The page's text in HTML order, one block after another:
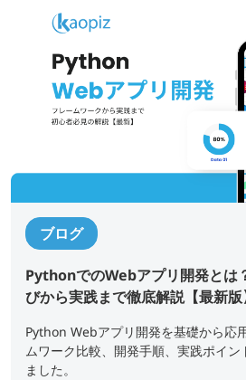
ブログ
PythonでのWebアプリ開発とは
びから実践まで徹底解説【最新版】
Python Webアプリ開発を基礎から応
ムワーク比較、開発手順、実践ポイ
ました。